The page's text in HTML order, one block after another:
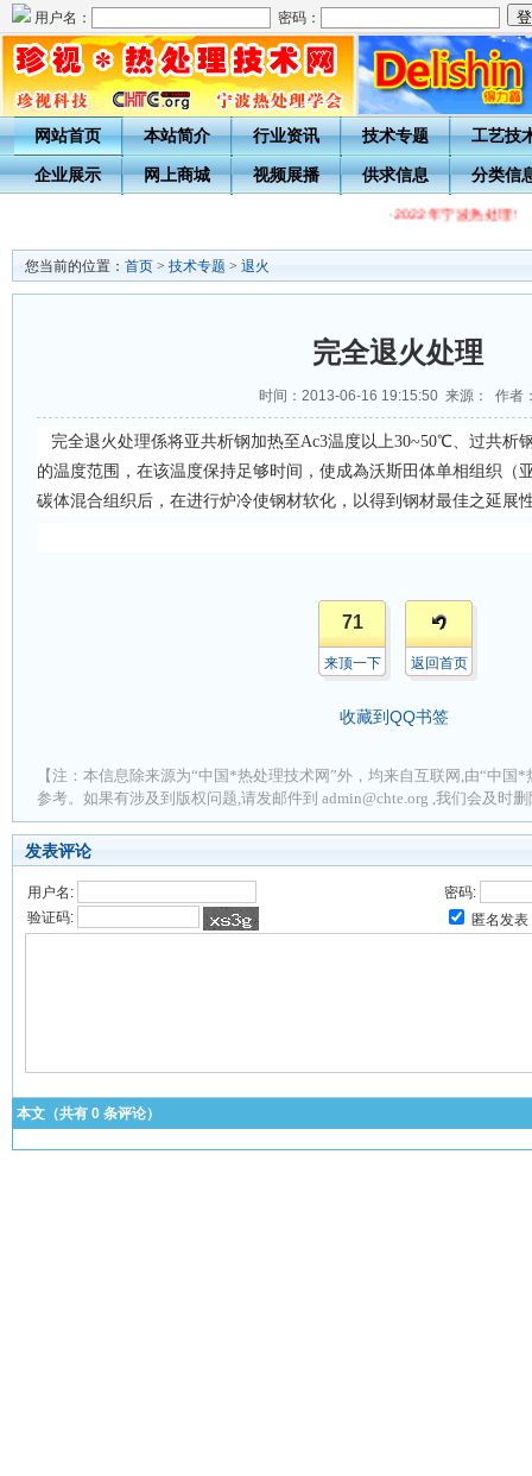
用户名： 密码：
网站首页 本站简介 行业资讯 技术专题 工艺技
企业展示 网上商城 视频展播 供求信息 分类信
·2022年宁波热处理学
您当前的位置： 首页 > 技术专题 > 退火
完全退火处理
时间：2013-06-16 19:15:50 来源： 作者
完全退火处理係将亚共析钢加热至Ac3温度以上30~50℃、过共析
的温度范围，在该温度保持足够时间，使成為沃斯田体单相组织（
碳体混合组织后，在进行炉冷使钢材软化，以得到钢材最佳之延
71
来顶一下 返回首页
收藏到QQ书签
【注：本信息除来源为“中国*热处理技术网”外，均来自互联网,由“中国
参考。如果有涉及到版权问题,请发邮件到 admin@chte.org ,我们会及时
发表评论
用户名:
密码:
验证码:
匿名发表
本文（共有 0 条评论）